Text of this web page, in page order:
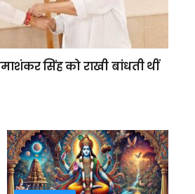
सिंह को राखी बांधती थीं